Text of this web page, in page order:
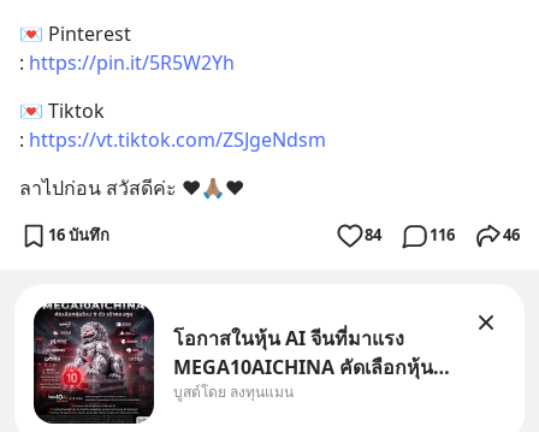
💌 Pinterest
: https://pin.it/5R5W2Yh
💌 Tiktok
: https://vt.tiktok.com/ZSJgeNdsm
ลาไปก่อน สวัสดีค่ะ ❤️🙏🏽❤️
16 บันทึก 84 116 46
โอกาสในหุ้น AI จีนที่มาแรง
MEGA10AICHINA คัดเลือกหุ้น
ใหม่ 9 ตัว เข้ากองทุน.. ครอบคลุม
บูสต์โดย ลงทุนแมน